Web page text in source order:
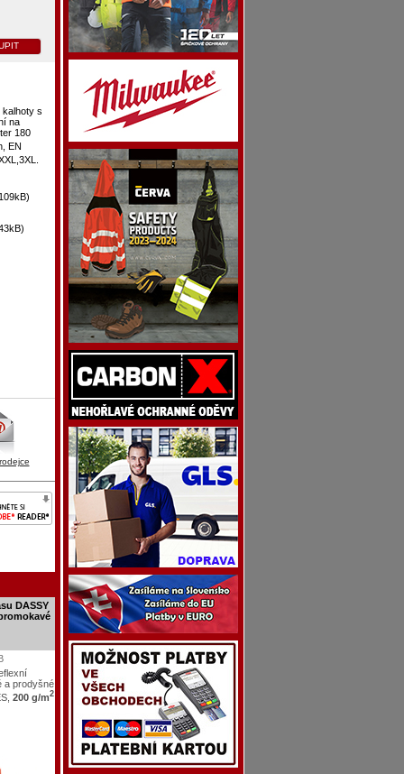
s
na
180
EN
DASSY
a prodyšné
200 g/m2